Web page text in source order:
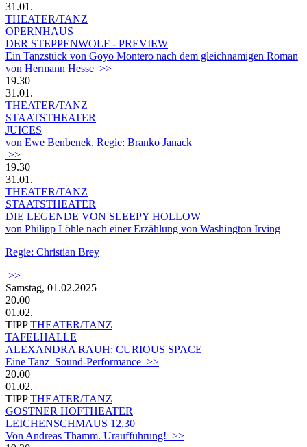
31.01.
THEATER/TANZ
OPERNHAUS
DER STEPPENWOLF - PREVIEW
Ein Tanzstück von Goyo Montero nach dem gleichnamigen Roman
von Hermann Hesse >>
19.30
31.01.
THEATER/TANZ
STAATSTHEATER
JUICES
von Ewe Benbenek, Regie: Branko Janack
>>
19.30
31.01.
THEATER/TANZ
STAATSTHEATER
DIE LEGENDE VON SLEEPY HOLLOW
von Philipp Löhle nach einer Erzählung von Washington Irving
Regie: Christian Brey
>>
Samstag, 01.02.2025
20.00
01.02.
TIPP THEATER/TANZ
TAFELHALLE
ALEXANDRA RAUH: CURIOUS SPACE
Eine Tanz–Sound-Performance >>
20.00
01.02.
TIPP THEATER/TANZ
GOSTNER HOFTHEATER
LEICHENSCHMAUS 12.30
Von Andreas Thamm. Uraufführung! >>